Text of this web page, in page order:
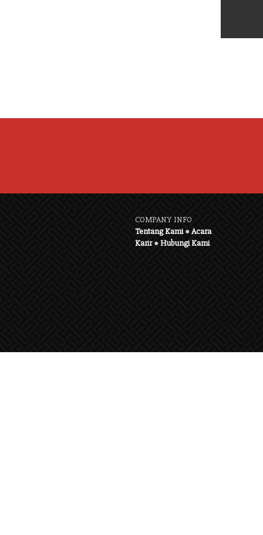
COMPANY INFO
Tentang Kami●Acara
Karir●Hubungi Kami